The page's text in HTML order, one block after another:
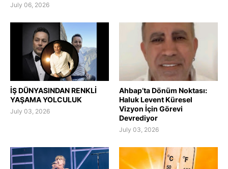
July 06, 2026
İŞ DÜNYASINDAN RENKLİ
YAŞAMA YOLCULUK
July 03, 2026
Ahbap’ta Dönüm Noktası:
Haluk Levent Küresel
Vizyon İçin Görevi
Devrediyor
July 03, 2026